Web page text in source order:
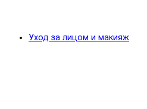
Уход за лицом и макияж